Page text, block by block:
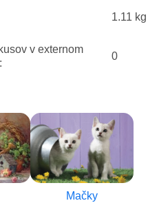
1.11 kg
v externom
0
Mačky